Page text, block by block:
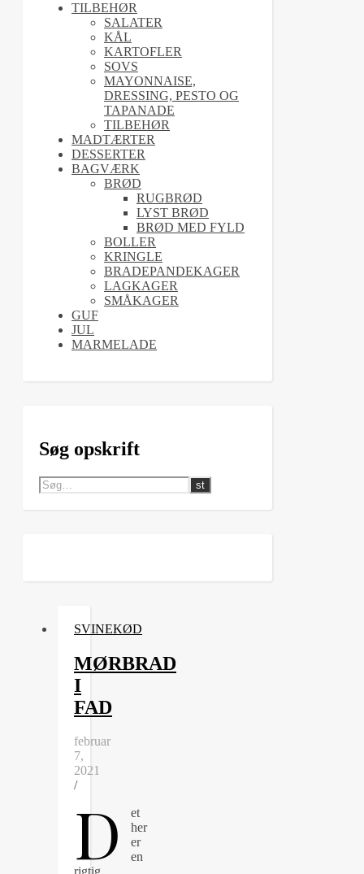
TILBEHØR
SALATER
KÅL
KARTOFLER
SOVS
MAYONNAISE,
DRESSING, PESTO OG
TAPANADE
TILBEHØR
MADTÆRTER
DESSERTER
BAGVÆRK
BRØD
RUGBRØD
LYST BRØD
BRØD MED FYLD
BOLLER
KRINGLE
BRADEPANDEKAGER
LAGKAGER
SMÅKAGER
GUF
JUL
MARMELADE
Søg opskrift
SVINEKØD
MØRBRAD
I
FAD
februar
7,
2021
/
D
et
her
er
en